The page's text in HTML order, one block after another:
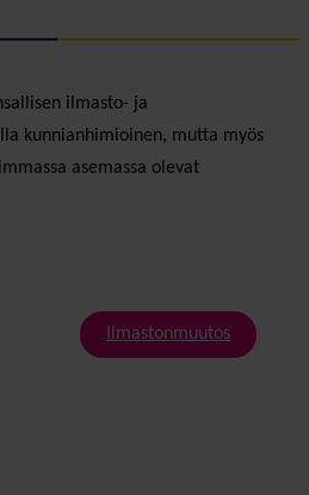
ilmasto- ja
kunnianhimioinen, mutta myös
asemassa olevat
Ilmastonmuutos